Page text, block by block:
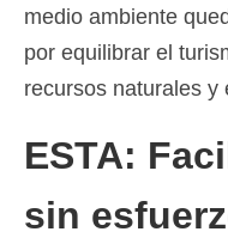
medio ambiente
por equilibrar el
recursos naturales y
ESTA:
sin